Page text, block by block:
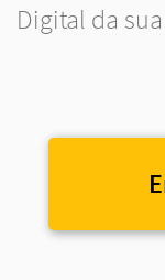
Digital da